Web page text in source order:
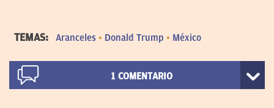
TEMAS: Aranceles Donald Trump México
1 COMENTARIO